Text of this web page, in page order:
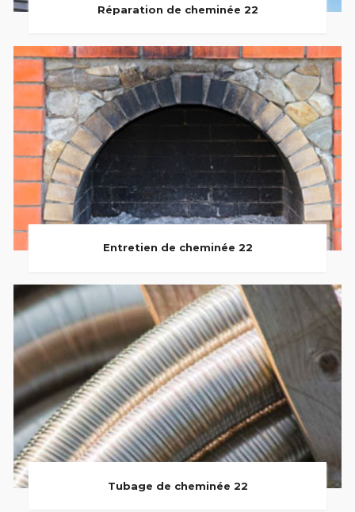
Réparation de cheminée 22
Entretien de cheminée 22
Tubage de cheminée 22